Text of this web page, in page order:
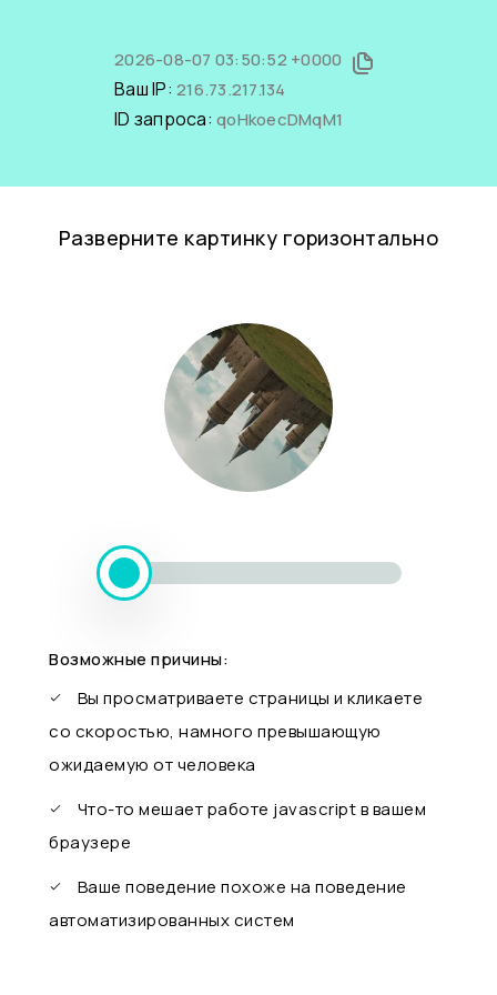
2026-08-07 03:50:52 +0000
Ваш IP: 216.73.217.134
ID запроса: qoHkoecDMqM1
Разверните картинку горизонтально
Возможные причины:
Вы просматриваете страницы и кликаете
со скоростью, намного превышающую
ожидаемую от человека
Что-то мешает работе javascript в вашем
браузере
Ваше поведение похоже на поведение
автоматизированных систем